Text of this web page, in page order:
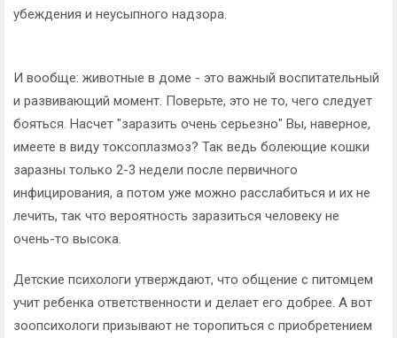
убеждения и неусыпного надзора.
И вообще: животные в доме - это важный воспитательный
и развивающий момент. Поверьте, это не то, чего следует
бояться. Насчет "заразить очень серьезно" Вы, наверное,
имеете в виду токсоплазмоз? Так ведь болеющие кошки
заразны только 2-3 недели после первичного
инфицирования, а потом уже можно расслабиться и их не
лечить, так что вероятность заразиться человеку не
очень-то высока.
Детские психологи утверждают, что общение с питомцем
учит ребенка ответственности и делает его добрее. А вот
зоопсихологи призывают не торопиться с приобретением